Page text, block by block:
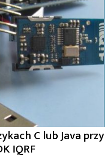
C lub Java przy
IQRF